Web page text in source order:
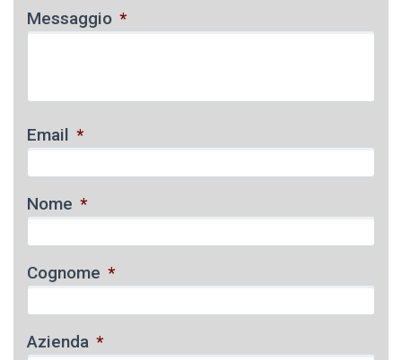
Messaggio *
Email *
Nome *
Cognome *
Azienda *